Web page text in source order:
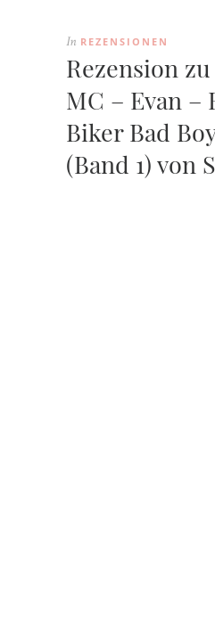
In REZENSIONEN
Rezension
MC – Evan
Biker Bad
(Band 1) von